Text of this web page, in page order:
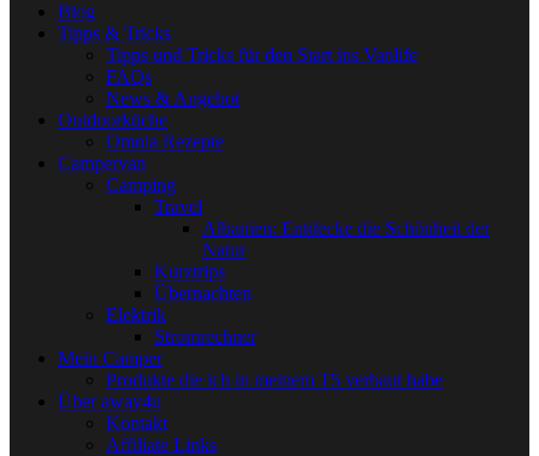
Blog
Tipps & Tricks
Tipps und Tricks für den Start ins Vanlife
FAQs
News & Angebot
Outdoorküche
Omnia Rezepte
Campervan
Camping
Travel
Albanien: Entdecke die Schönheit der
Natur
Kurztrips
Übernachten
Elektrik
Stromrechner
Mein Camper
Produkte die ich in meinem T5 verbaut habe
Über away4u
Kontakt
Affiliate Links